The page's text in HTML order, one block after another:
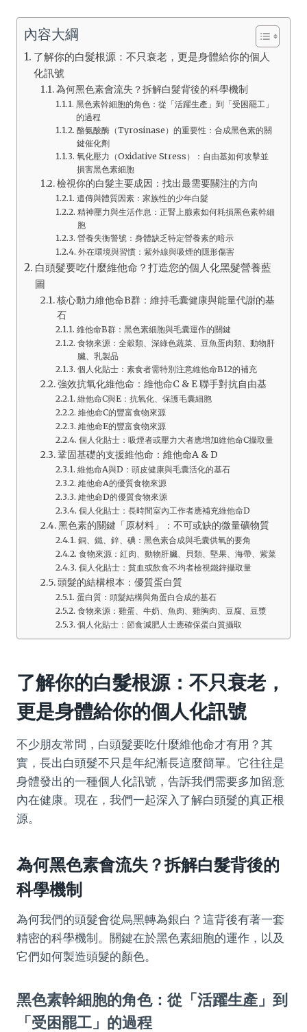
內容大綱
了解你的白髮根源：不只衰老，更是身體給你的個人
化訊號
為何黑色素會流失？拆解白髮背後的科學機制
黑色素幹細胞的角色：從「活躍生產」到「受困罷工」
的過程
酪氨酸酶（Tyrosinase）的重要性：合成黑色素的關
鍵催化劑
氧化壓力（Oxidative Stress）：自由基如何攻擊並
損害黑色素細胞
檢視你的白髮主要成因：找出最需要關注的方向
遺傳與體質因素：家族性的少年白髮
精神壓力與生活作息：正腎上腺素如何耗損黑色素幹細
胞
營養失衡警號：身體缺乏特定營養素的暗示
外在環境與習慣：紫外線與吸煙的隱形傷害
白頭髮要吃什麼維他命？打造您的個人化黑髮營養藍
圖
核心動力維他命B群：維持毛囊健康與能量代謝的基
石
維他命B群：黑色素細胞與毛囊運作的關鍵
食物來源：全穀類、深綠色蔬菜、豆魚蛋肉類、動物肝
臟、乳製品
個人化貼士：素食者需特別注意維他命B12的補充
強效抗氧化維他命：維他命C & E 聯手對抗自由基
維他命C與E：抗氧化、保護毛囊細胞
維他命C的豐富食物來源
維他命E的豐富食物來源
個人化貼士：吸煙者或壓力大者應增加維他命C攝取量
鞏固基礎的支援維他命：維他命A & D
維他命A與D：頭皮健康與毛囊活化的基石
維他命A的優質食物來源
維他命D的優質食物來源
個人化貼士：長時間室內工作者應補充維他命D
黑色素的關鍵「原材料」：不可或缺的微量礦物質
銅、鐵、鋅、碘：黑色素合成與毛囊供氧的要角
食物來源：紅肉、動物肝臟、貝類、堅果、海帶、紫菜
個人化貼士：貧血或飲食不均者檢視鐵鋅攝取量
頭髮的結構根本：優質蛋白質
蛋白質：頭髮結構與角蛋白合成的基石
食物來源：雞蛋、牛奶、魚肉、雞胸肉、豆腐、豆漿
個人化貼士：節食減肥人士應確保蛋白質攝取
了解你的白髮根源：不只衰老，
更是身體給你的個人化訊號
不少朋友常問，白頭髮要吃什麼維他命才有用？其
實，長出白頭髮不只是年紀漸長這麼簡單。它往往是
身體發出的一種個人化訊號，告訴我們需要多加留意
內在健康。現在，我們一起深入了解白頭髮的真正根
源。
為何黑色素會流失？拆解白髮背後的
科學機制
為何我們的頭髮會從烏黑轉為銀白？這背後有著一套
精密的科學機制。關鍵在於黑色素細胞的運作，以及
它們如何製造頭髮的顏色。
黑色素幹細胞的角色：從「活躍生產」到
「受困罷工」的過程